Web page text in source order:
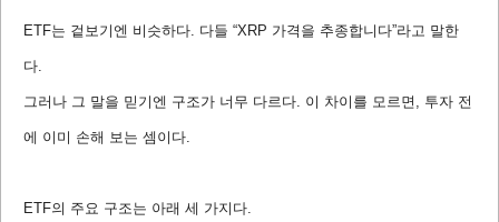
ETF는 겉보기엔 비슷하다. 다들 “XRP 가격을 추종합니다”라고 말한
다.
그러나 그 말을 믿기엔 구조가 너무 다르다. 이 차이를 모르면, 투자 전
에 이미 손해 보는 셈이다.
ETF의 주요 구조는 아래 세 가지다.